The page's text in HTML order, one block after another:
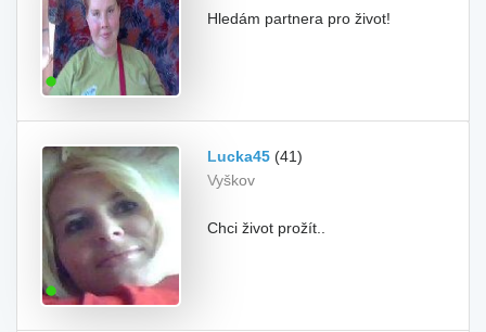
Hledám partnera pro život!
Lucka45 (41)
Vyškov
Chci život prožít..